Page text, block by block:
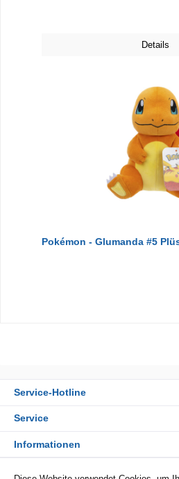
Details
Pokémon - Glumanda #5
Service-Hotline
Service
Informationen